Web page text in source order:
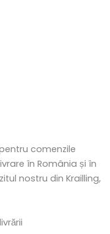
comenzile
în România și în
nostru din Krailling,